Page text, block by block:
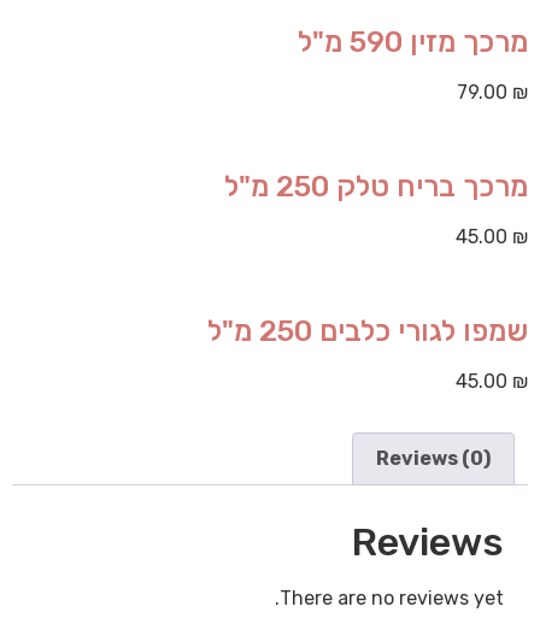
מרכך מזין 590 מ"ל
79.00 ₪
מרכך בריח טלק 250 מ"ל
45.00 ₪
שמפו לגורי כלבים 250 מ"ל
45.00 ₪
Reviews (0)
Reviews
There are no reviews yet.